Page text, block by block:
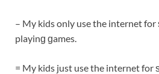
– My kids only use the internet
playinɡ ɡames.
= My kids just use the internet for